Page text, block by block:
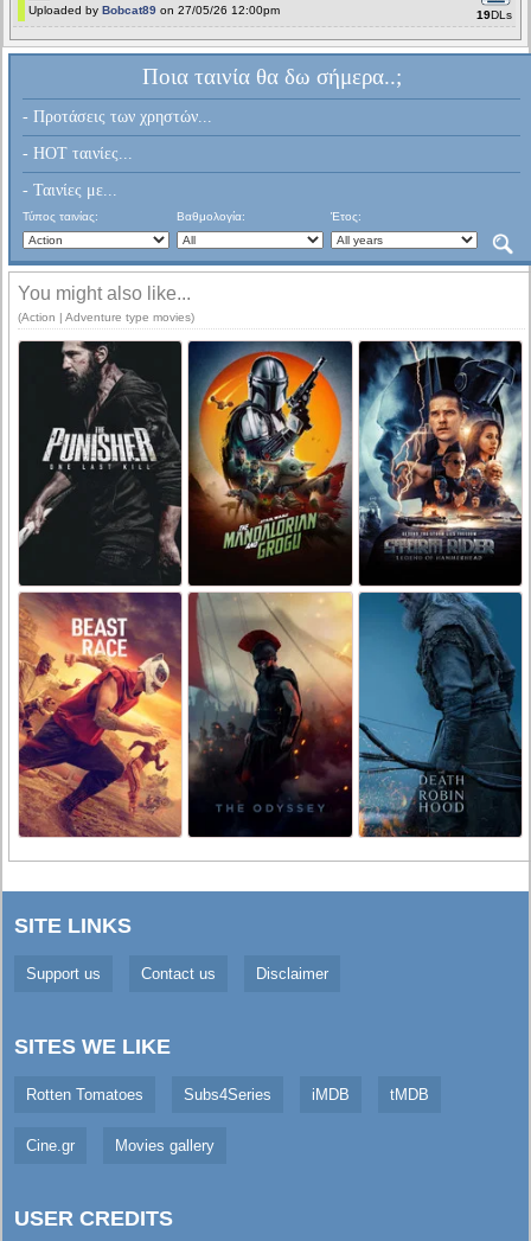
Uploaded by Bobcat89 on 27/05/26 12:00pm 19DLs
Ποια ταινία θα δω σήμερα..;
- Προτάσεις των χρηστών...
- HOT ταινίες...
- Ταινίες με...
Τύπος ταινίας: Βαθμολογία: Έτος:
You might also like...
(Action | Adventure type movies)
SITE LINKS
Support us Contact us Disclaimer
SITES WE LIKE
Rotten Tomatoes Subs4Series iMDB tMDB
Cine.gr Movies gallery
USER CREDITS